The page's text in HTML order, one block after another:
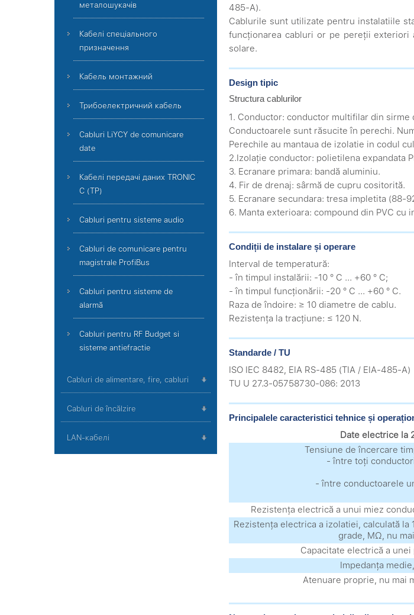
металошукачів
Кабелі спеціального
призначення
Кабель монтажний
Трибоелектричний кабель
Cabluri LiYCY de comunicare
date
Кабелі передачі даних TRONIC
C (TP)
Cabluri pentru sisteme audio
Cabluri de comunicare pentru
magistrale ProfiBus
Cabluri pentru sisteme de
alarmă
Cabluri pentru RF Budget si
sisteme antiefractie
Cabluri de alimentare, fire, cabluri
Cabluri de încălzire
LAN-кабелі
485-A).
Cablurile sunt utilizate pentru instalatiile
funcționarea cabluri or pe pereții
solare.
Design tipic
Structura cablurilor
1. Conductor: conductor multifilar din sirme
Conductoarele sunt răsucite în perechi.
Perechile au mantaua de izolatie in codul
2.Izolație conductor: polietilena expandata
3. Ecranare primara: bandă aluminiu.
4. Fir de drenaj: sârmă de cupru cositorită.
5. Ecranare secundara: tresa impletita (88-
6. Manta exterioara: compound din PVC cu
Condiții de instalare și operare
Interval de temperatură:
- în timpul instalării: -10 ° C ... +60 ° C;
- în timpul funcționării: -20 ° C ... +60 ° C.
Raza de îndoire: ≥ 10 diametre de cablu.
Rezistența la tracțiune: ≤ 120 N.
Standarde / TU
ISO IEC 8482, EIA RS-485 (TIA / EIA-485-A)
TU U 27.3-05758730-086: 2013
Principalele caracteristici tehnice și
Date electrice la
Tensiune de încercare
- între toți
- între conductoarele
Rezistența electrică a unui miez
Rezistența electrica a izolatiei, calculată
grade, MΩ, nu
Capacitate electrică a unei
Impedanța
Atenuare proprie, nu mai